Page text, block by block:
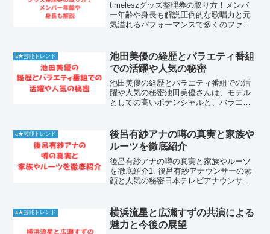
timeleszグッズ整理券の取り方！メンバ
ー年齢や身長も解説圧倒的な歌唱力と元
気溢れるパフォーマンスで多くのファン
アイテムをスムーズに購入するために、
今や多くの...
a★芸能トレンド
池田美優の経歴とバラエティ番組
での活躍や人気の秘密
池田美優の経歴とバラエティ番組での活
躍や人気の秘密池田美優さんは、モデル
としての高いポテンシャルと、バラエテ
称であるみちょぱの呼び名で広く親しま
れ、ティーンのカリスマか...
a★芸能トレンド
後呂有紗アナの噂の真実と家族や
ルーツを徹底紹介
後呂有紗アナの噂の真実と家族やルーツ
を徹底紹介1. 後呂有紗アナウンサーの素
顔と人気の秘密日本テレビアナウンサー
の視聴者を魅了しています。彼女の美し
さや雰囲気から、しば...
a★芸能トレンド
横浜流星と広瀬すずの共演による
魅力と今後の展望